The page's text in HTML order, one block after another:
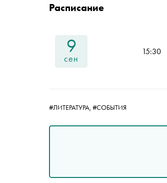
Расписание
9
сен
15:30
#ЛИТЕРАТУРА, #СОБЫТИЯ